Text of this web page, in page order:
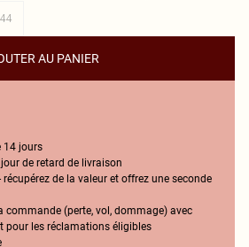
44
AU PANIER
14 jours
de retard de livraison
récupérez de la valeur et offrez une seconde
commande (perte, vol, dommage) avec
pour les réclamations éligibles